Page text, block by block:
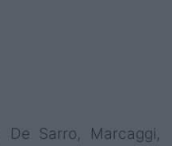
De Sarro, Marcaggi,